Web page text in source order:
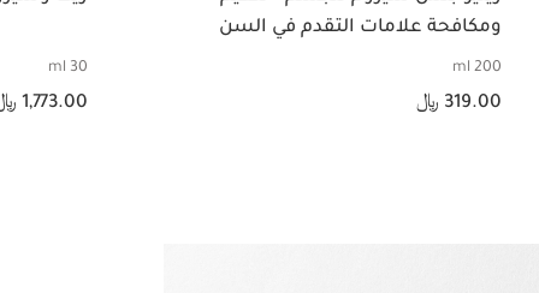
ومكافحة علامات التقدم في السن
200 ml
السعر الحالي هو 319.00 ﷼
319.00 ﷼
30 ml
السعر الحالي هو 1,773.00 ﷼
1,773.00 ﷼